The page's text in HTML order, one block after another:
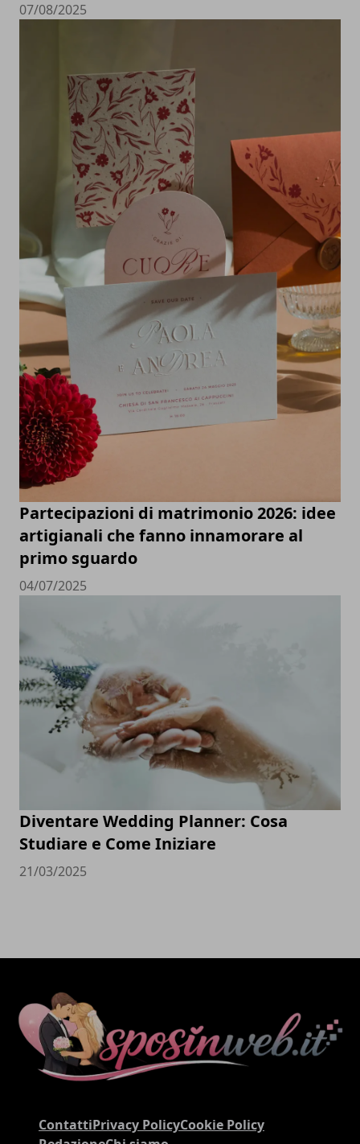
07/08/2025
Partecipazioni di matrimonio 2026: idee
artigianali che fanno innamorare al
primo sguardo
04/07/2025
Diventare Wedding Planner: Cosa
Studiare e Come Iniziare
21/03/2025
ContattiPrivacy PolicyCookie Policy